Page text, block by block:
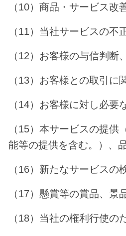
（10）商品・サービス改
（11）当社サービスの不
（12）お客様の与信判断
（13）お客様との取引に
（14）お客様に対し必要
（15）本サービスの提
能等の提供を含む。）、
（16）新たなサービスの
（17）懸賞等の賞品、景
（18）当社の権利行使の